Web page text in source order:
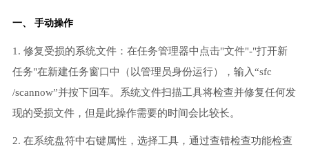
一、 手动操作
1. 修复受损的系统文件：在任务管理器中点击"文件"-"打开新
任务"在新建任务窗口中（以管理员身份运行），输入“sfc
/scannow”并按下回车。系统文件扫描工具将检查并修复任何发
现的受损文件，但是此操作需要的时间会比较长。
2. 在系统盘符中右键属性，选择工具，通过查错检查功能检查